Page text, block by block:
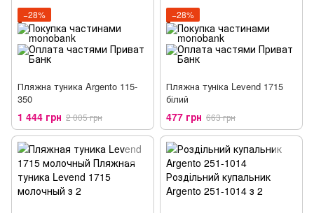
−28%
Пляжна туника Argento 115-
350
1 444 грн 2 005 грн
−28%
Пляжна туніка Levend 1715
білий
477 грн 663 грн